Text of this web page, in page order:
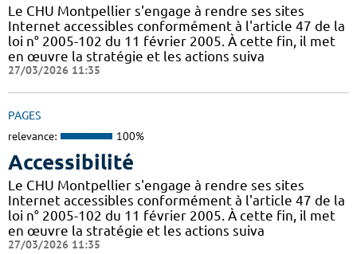
Le CHU Montpellier s'engage à rendre ses sites
Internet accessibles conformément à l'article 47 de la
loi n° 2005-102 du 11 février 2005. À cette fin, il met
en œuvre la stratégie et les actions suiva
27/03/2026 11:35
PAGES
relevance: 100%
Accessibilité
Le CHU Montpellier s'engage à rendre ses sites
Internet accessibles conformément à l'article 47 de la
loi n° 2005-102 du 11 février 2005. À cette fin, il met
en œuvre la stratégie et les actions suiva
27/03/2026 11:35